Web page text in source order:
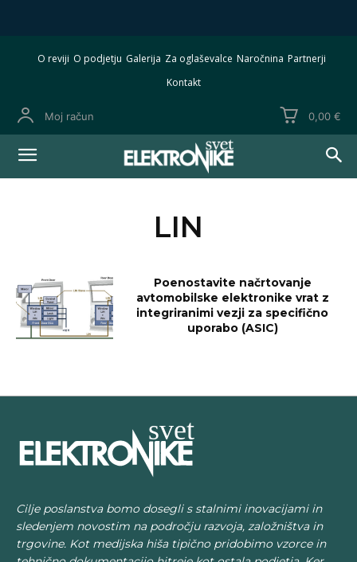
O reviji O podjetju Galerija Za oglaševalce Naročnina Partnerji
Kontakt
Moj račun 0,00 €
LIN
Poenostavite načrtovanje
avtomobilske elektronike vrat z
integriranimi vezji za specifično
uporabo (ASIC)
Cilje poslanstva bomo dosegli s stalnimi inovacijami in
sledenjem novostim na področju razvoja, založništva in
trgovine. Kot medijska hiša tipično pridobimo vzorce in